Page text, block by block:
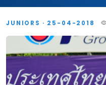
JUNIORS · 25-04-2018